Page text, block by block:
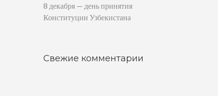
8 декабря — день принятия
Конституции Узбекистана
Свежие комментарии